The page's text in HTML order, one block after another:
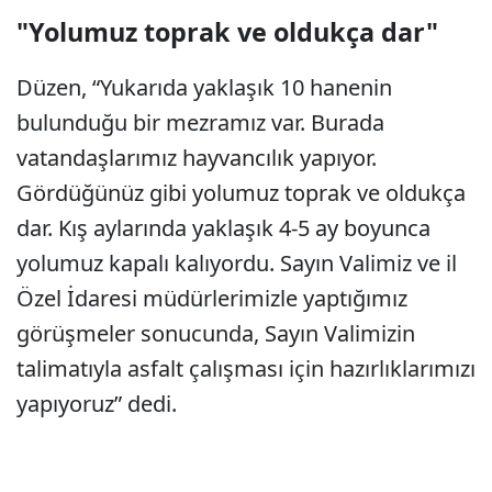
"Yolumuz toprak ve oldukça dar"
Düzen, “Yukarıda yaklaşık 10 hanenin
bulunduğu bir mezramız var. Burada
vatandaşlarımız hayvancılık yapıyor.
Gördüğünüz gibi yolumuz toprak ve oldukça
dar. Kış aylarında yaklaşık 4-5 ay boyunca
yolumuz kapalı kalıyordu. Sayın Valimiz ve il
Özel İdaresi müdürlerimizle yaptığımız
görüşmeler sonucunda, Sayın Valimizin
talimatıyla asfalt çalışması için hazırlıklarımızı
yapıyoruz” dedi.